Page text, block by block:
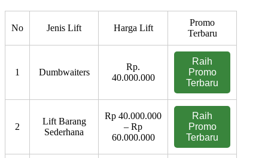
No Jenis Lift Harga Lift
Promo
Terbaru
1 Dumbwaiters
Rp.
40.000.000
Raih
Promo
Terbaru
2
Lift Barang
Sederhana
Rp 40.000.000
– Rp
60.000.000
Raih
Promo
Terbaru